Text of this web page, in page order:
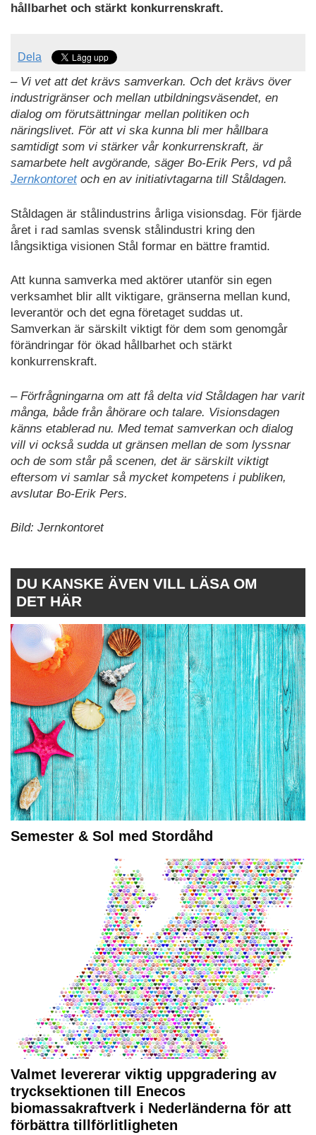
hållbarhet och stärkt konkurrenskraft.
Dela
– Vi vet att det krävs samverkan. Och det krävs över
industrigränser och mellan utbildningsväsendet, en
dialog om förutsättningar mellan politiken och
näringslivet. För att vi ska kunna bli mer hållbara
samtidigt som vi stärker vår konkurrenskraft, är
samarbete helt avgörande, säger Bo-Erik Pers, vd på
Jernkontoretoch en av initiativtagarna till Ståldagen.
Ståldagen är stålindustrins årliga visionsdag. För fjärde
året i rad samlas svensk stålindustri kring den
långsiktiga visionen Stål formar en bättre framtid.
Att kunna samverka med aktörer utanför sin egen
verksamhet blir allt viktigare, gränserna mellan kund,
leverantör och det egna företaget suddas ut.
Samverkan är särskilt viktigt för dem som genomgår
förändringar för ökad hållbarhet och stärkt
konkurrenskraft.
– Förfrågningarna om att få delta vid Ståldagen har varit
många, både från åhörare och talare. Visionsdagen
känns etablerad nu. Med temat samverkan och dialog
vill vi också sudda ut gränsen mellan de som lyssnar
och de som står på scenen, det är särskilt viktigt
eftersom vi samlar så mycket kompetens i publiken,
avslutar Bo-Erik Pers.
Bild: Jernkontoret
DU KANSKE ÄVEN VILL LÄSA OM
DET HÄR
Semester & Sol med Stordåhd
Valmet levererar viktig uppgradering av
trycksektionen till Enecos
biomassakraftverk i Nederländerna för att
förbättra tillförlitligheten